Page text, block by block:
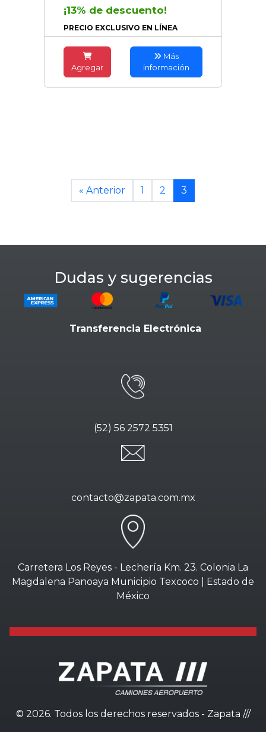
¡13% de descuento!
PRECIO EXCLUSIVO EN LÍNEA
Agregar
Más
información
« Anterior 1 2 3
Dudas y sugerencias
Transferencia Electrónica
(52) 56 2572 5351
contacto@zapata.com.mx
Carretera Los Reyes - Lechería Km. 23. Colonia La
Magdalena Panoaya Municipio Texcoco | Estado de
México
© 2026. Todos los derechos reservados - Zapata ///